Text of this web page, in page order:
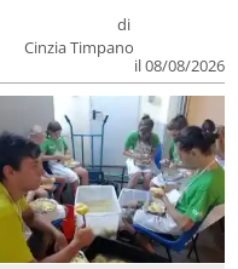
di
Cinzia Timpano
il 08/08/2026